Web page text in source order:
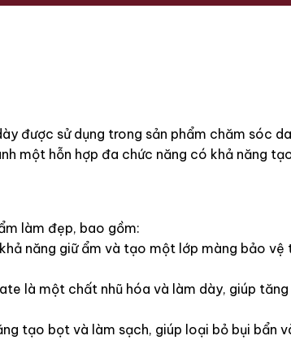
được sử dụng trong sản phẩm chăm sóc
một hỗn hợp đa chức năng có khả năng
làm đẹp, bao gồm:
năng giữ ẩm và tạo một lớp màng bảo
là một chất nhũ hóa và làm dày, giúp
tạo bọt và làm sạch, giúp loại bỏ bụi bẩn